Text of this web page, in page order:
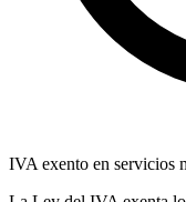
IVA exento en servicios